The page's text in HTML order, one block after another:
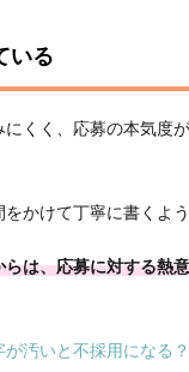
いる
くく、応募の本気度
かけて丁寧に書くよ
は、応募に対する熱
が汚いと不採用になる